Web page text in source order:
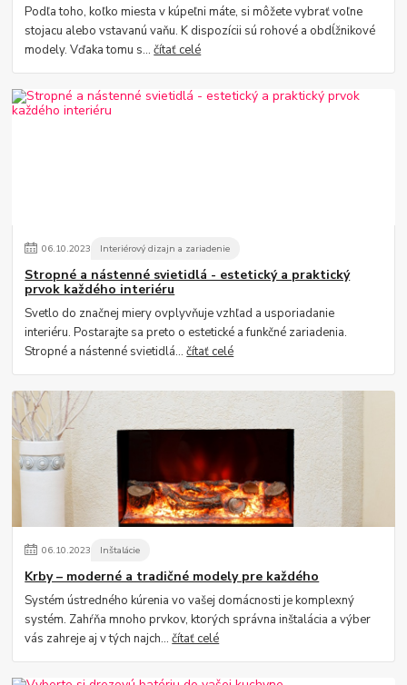
Podľa toho, koľko miesta v kúpeľni máte, si môžete vybrať voľne
stojacu alebo vstavanú vaňu. K dispozícii sú rohové a obdĺžnikové
modely. Vďaka tomu s...čítať celé
06.10.2023 Interiérový dizajn a zariadenie
Stropné a nástenné svietidlá - estetický a praktický
prvok každého interiéru
Svetlo do značnej miery ovplyvňuje vzhľad a usporiadanie
interiéru. Postarajte sa preto o estetické a funkčné zariadenia.
Stropné a nástenné svietidlá...čítať celé
06.10.2023 Inštalácie
Krby – moderné a tradičné modely pre každého
Systém ústredného kúrenia vo vašej domácnosti je komplexný
systém. Zahŕňa mnoho prvkov, ktorých správna inštalácia a výber
vás zahreje aj v tých najch...čítať celé